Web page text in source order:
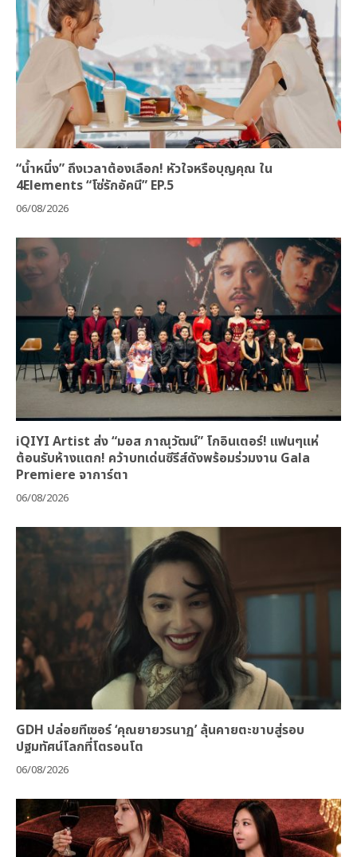
“น้ำหนึ่ง” ถึงเวลาต้องเลือก! หัวใจหรือบุญคุณ ใน
4Elements “โซ่รักอัคนี” EP.5
06/08/2026
iQIYI Artist ส่ง “มอส ภาณุวัฒน์” โกอินเตอร์! แฟนๆแห่
ต้อนรับห้างแตก! คว้าบทเด่นซีรีส์ดังพร้อมร่วมงาน Gala
Premiere จาการ์ตา
06/08/2026
GDH ปล่อยทีเซอร์ ‘คุณยายวรนาฏ’ ลุ้นคายตะขาบสู่รอบ
ปฐมทัศน์โลกที่โตรอนโต
06/08/2026